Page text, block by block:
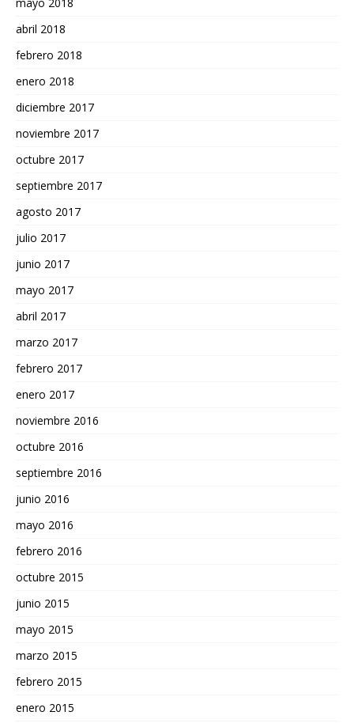
abril 2018
febrero 2018
enero 2018
diciembre 2017
noviembre 2017
octubre 2017
septiembre 2017
agosto 2017
julio 2017
junio 2017
mayo 2017
abril 2017
marzo 2017
febrero 2017
enero 2017
noviembre 2016
octubre 2016
septiembre 2016
junio 2016
mayo 2016
febrero 2016
octubre 2015
junio 2015
mayo 2015
marzo 2015
febrero 2015
enero 2015